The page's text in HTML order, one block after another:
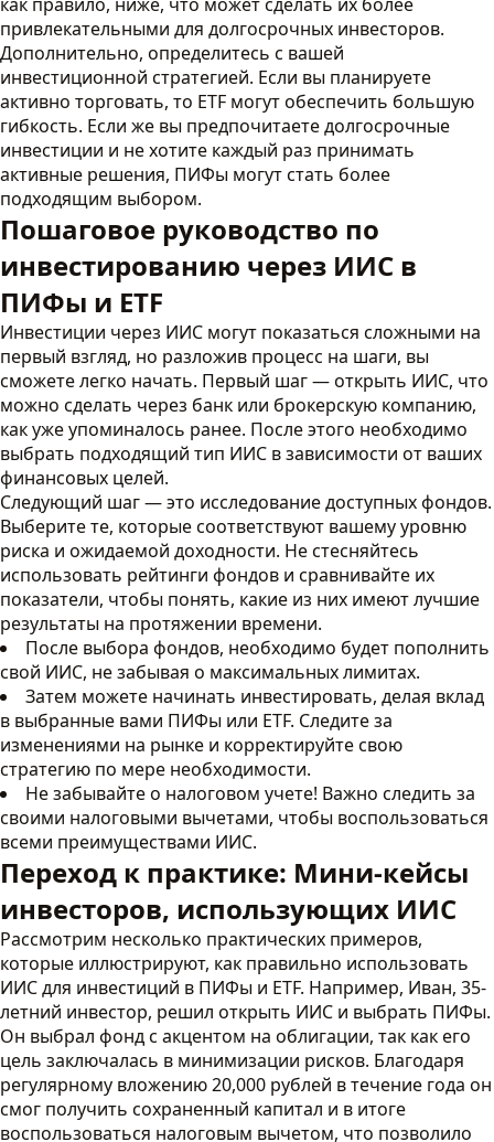
привлекательными для долгосрочных инвесторов.
Дополнительно, определитесь с вашей
инвестиционной стратегией. Если вы планируете
активно торговать, то ETF могут обеспечить большую
гибкость. Если же вы предпочитаете долгосрочные
инвестиции и не хотите каждый раз принимать
активные решения, ПИФы могут стать более
подходящим выбором.
Пошаговое руководство по
инвестированию через ИИС в
ПИФы и ETF
Инвестиции через ИИС могут показаться сложными на
первый взгляд, но разложив процесс на шаги, вы
сможете легко начать. Первый шаг — открыть ИИС, что
можно сделать через банк или брокерскую компанию,
как уже упоминалось ранее. После этого необходимо
выбрать подходящий тип ИИС в зависимости от ваших
финансовых целей.
Следующий шаг — это исследование доступных фондов.
Выберите те, которые соответствуют вашему уровню
риска и ожидаемой доходности. Не стесняйтесь
использовать рейтинги фондов и сравнивайте их
показатели, чтобы понять, какие из них имеют лучшие
результаты на протяжении времени.
После выбора фондов, необходимо будет пополнить
свой ИИС, не забывая о максимальных лимитах.
Затем можете начинать инвестировать, делая вклад
в выбранные вами ПИФы или ETF. Следите за
изменениями на рынке и корректируйте свою
стратегию по мере необходимости.
Не забывайте о налоговом учете! Важно следить за
своими налоговыми вычетами, чтобы воспользоваться
всеми преимуществами ИИС.
Переход к практике: Мини-кейсы
инвесторов, использующих ИИС
Рассмотрим несколько практических примеров,
которые иллюстрируют, как правильно использовать
ИИС для инвестиций в ПИФы и ETF. Например, Иван, 35-
летний инвестор, решил открыть ИИС и выбрать ПИФы.
Он выбрал фонд с акцентом на облигации, так как его
цель заключалась в минимизации рисков. Благодаря
регулярному вложению 20,000 рублей в течение года он
смог получить сохраненный капитал и в итоге
воспользоваться налоговым вычетом, что позволило